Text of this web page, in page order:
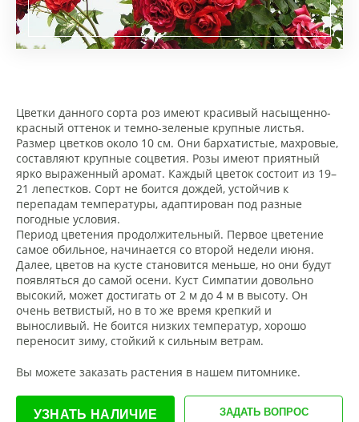
Цветки данного сорта роз имеют красивый насыщенно-
красный оттенок и темно-зеленые крупные листья.
Размер цветков около 10 см. Они бархатистые, махровые,
составляют крупные соцветия. Розы имеют приятный
ярко выраженный аромат. Каждый цветок состоит из 19–
21 лепестков. Сорт не боится дождей, устойчив к
перепадам температуры, адаптирован под разные
погодные условия.
Период цветения продолжительный. Первое цветение
самое обильное, начинается со второй недели июня.
Далее, цветов на кусте становится меньше, но они будут
появляться до самой осени. Куст Симпатии довольно
высокий, может достигать от 2 м до 4 м в высоту. Он
очень ветвистый, но в то же время крепкий и
выносливый. Не боится низких температур, хорошо
переносит зиму, стойкий к сильным ветрам.
Вы можете заказать растения в нашем питомнике.
УЗНАТЬ НАЛИЧИЕ ЗАДАТЬ ВОПРОС